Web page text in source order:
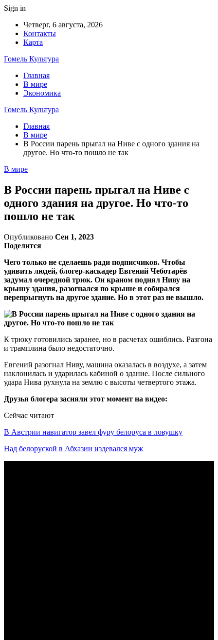
Sign in
Четверг, 6 августа, 2026
Контакты
Карта
Гомель Культура
Главная
В мире
Экономика
Гомель Культура
Главная
В мире
В России парень прыгал на Ниве с одного здания на
другое. Но что-то пошло не так
В мире
В России парень прыгал на Ниве с
одного здания на другое. Но что-то
пошло не так
Опубликовано Сен 1, 2023
Поделится
Чего только не сделаешь ради подписчиков. Чтобы
удивить людей, блогер-каскадер Евгений Чеботарёв
задумал очередной трюк. Он краном поднял Ниву на
крышу здания, разогнался по крыше и собирался
перепрыгнуть на другое здание. Но в этот раз не вышло.
К трюку готовились заранее, но в расчетах ошиблись. Разгона
и трамплина было недостаточно.
Евгений разогнал Ниву, машина оказалась в воздухе, а затем
наклонилась и ударилась кабиной о здание. После сильного
удара Нива рухнула на землю с высоты четвертого этажа.
Друзья блогера засняли этот момент на видео:
Сейчас читают
В Австрии навигатор завел фуру белоруса в ловушку
Над белоруской в Абхазии издевался муж